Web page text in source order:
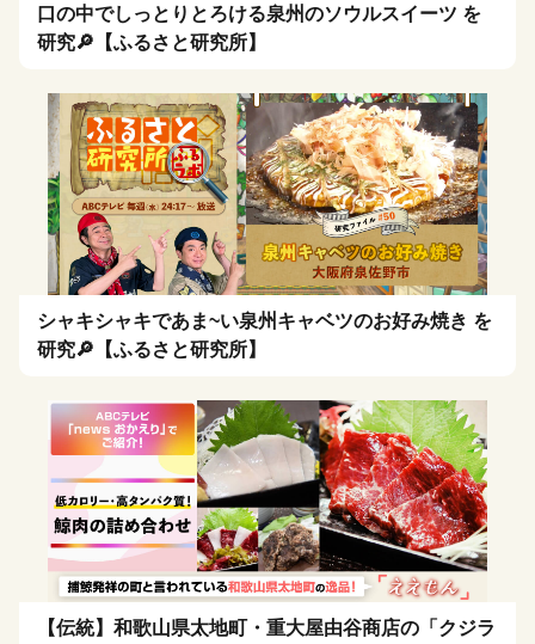
口の中でしっとりとろける泉州のソウルスイーツ を
研究🔎【ふるさと研究所】
シャキシャキであま~い泉州キャベツのお好み焼き を
研究🔎【ふるさと研究所】
【伝統】和歌山県太地町・重大屋由谷商店の「クジラ